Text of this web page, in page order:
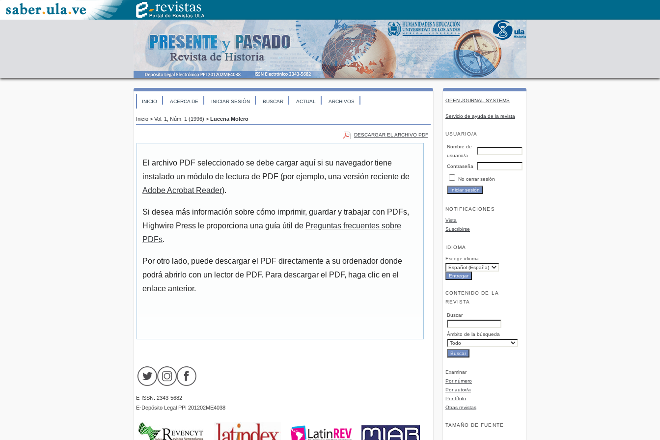
OPEN JOURNAL SYSTEMS
Servicio de ayuda de la revista
USUARIO/A
Nombre de
usuario/a
Contraseña
No cerrar sesión
NOTIFICACIONES
Vista
Suscribirse
IDIOMA
Escoge idioma
CONTENIDO DE LA
REVISTA
Buscar
Ámbito de la búsqueda
Examinar
Por número
Por autor/a
Por título
Otras revistas
TAMAÑO DE FUENTE
INICIO ACERCA DE INICIAR SESIÓN BUSCAR ACTUAL ARCHIVOS
Inicio > Vol. 1, Núm. 1 (1996) > Lucena Molero
DESCARGAR EL ARCHIVO PDF
El archivo PDF seleccionado se debe cargar aquí si su navegador tiene
instalado un módulo de lectura de PDF (por ejemplo, una versión reciente de
Adobe Acrobat Reader).
Si desea más información sobre cómo imprimir, guardar y trabajar con PDFs,
Highwire Press le proporciona una guía útil de Preguntas frecuentes sobre
PDFs.
Por otro lado, puede descargar el PDF directamente a su ordenador donde
podrá abrirlo con un lector de PDF. Para descargar el PDF, haga clic en el
enlace anterior.
E-ISSN: 2343-5682
E-Depósito Legal PPI 201202ME4038